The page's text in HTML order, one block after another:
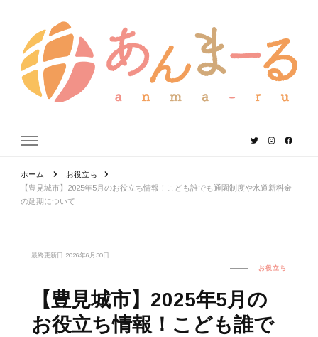
ホーム
お役立ち
【豊見城市】2025年5月のお役立ち情報！こども誰でも通園制度や水道新料金
の延期について
最終更新日 2026年6月30日
お役立ち
【豊見城市】2025年5月の
お役立ち情報！こども誰で